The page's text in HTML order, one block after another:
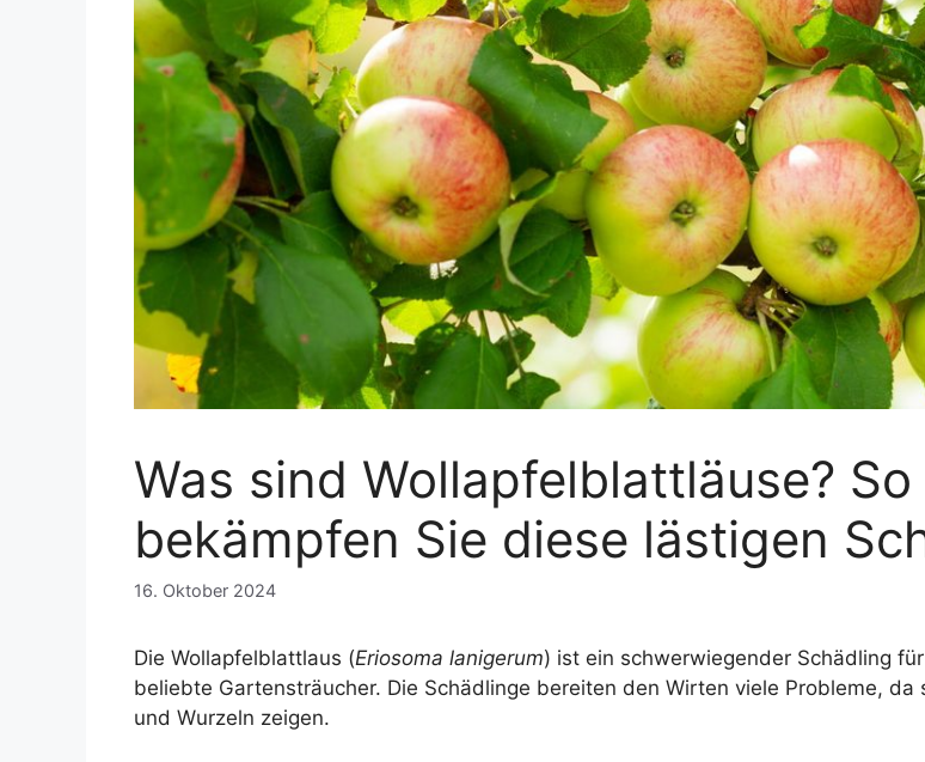
Was sind Wollapfelblattläuse?
bekämpfen Sie diese lästigen
16. Oktober 2024
Die Wollapfelblattlaus (Eriosoma lanigerum) ist ein schwerwiegender Schädling
beliebte Gartensträucher. Die Schädlinge bereiten den Wirten viele Probleme,
und Wurzeln zeigen.